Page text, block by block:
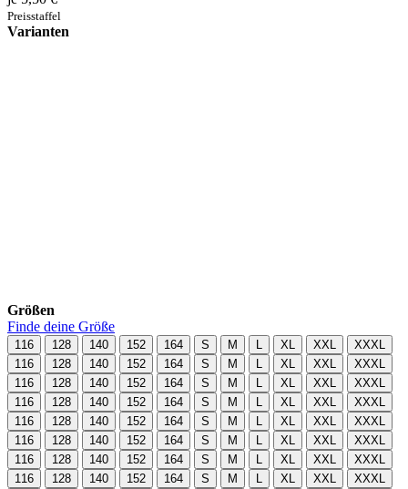
Preisstaffel
Varianten
Größen
Finde deine Größe
116 128 140 152 164 S M XL XXL
XXXL
116
128 140 152 164 S M XL XXL
XXXL
116
128 140 152 164 S M XL XXL
XXXL
116
128 140 152 164 S M XL XXL
XXXL
116
128 140 152 164 S M XL XXL
XXXL
116
128 140 152 164 S M XL XXL
XXXL
116
128 140 152 164 S M XL XXL
XXXL
116
128 140 152 164 S M XL XXL
XXXL